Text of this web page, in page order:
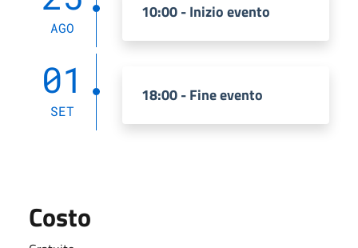
AGO
10:00 - Inizio evento
01
SET
18:00 - Fine evento
Costo